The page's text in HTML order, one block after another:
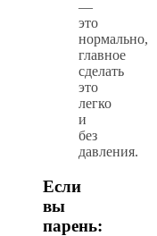
—
это
нормально,
главное
сделать
это
легко
и
без
давления.
Если
вы
парень: